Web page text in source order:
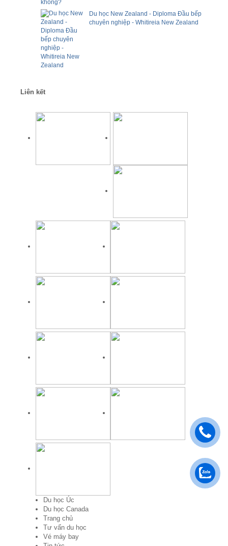
Du học New Zealand - Diploma Đầu bếp
chuyên nghiệp - Whitireia New Zealand
Liên kết
Du học Úc
Du học Canada
Trang chủ
Tư vấn du học
Vé máy bay